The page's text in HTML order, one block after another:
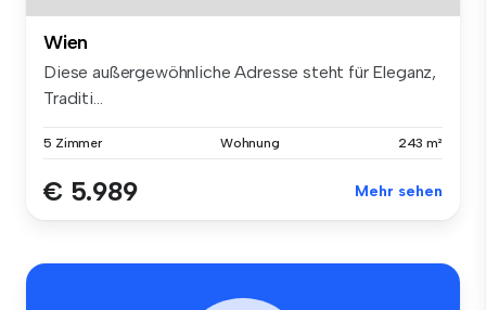
Wien
Diese außergewöhnliche Adresse steht für Eleganz,
Traditi...
5 Zimmer Wohnung 243 m²
€ 5.989 Mehr sehen